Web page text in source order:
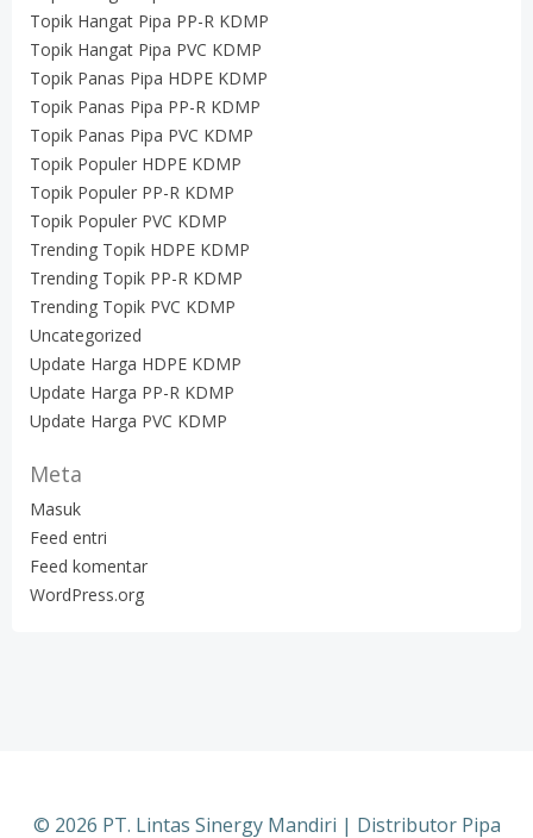
Topik Hangat Pipa PP-R KDMP
Topik Hangat Pipa PVC KDMP
Topik Panas Pipa HDPE KDMP
Topik Panas Pipa PP-R KDMP
Topik Panas Pipa PVC KDMP
Topik Populer HDPE KDMP
Topik Populer PP-R KDMP
Topik Populer PVC KDMP
Trending Topik HDPE KDMP
Trending Topik PP-R KDMP
Trending Topik PVC KDMP
Uncategorized
Update Harga HDPE KDMP
Update Harga PP-R KDMP
Update Harga PVC KDMP
Meta
Masuk
Feed entri
Feed komentar
WordPress.org
© 2026 PT. Lintas Sinergy Mandiri | Distributor Pipa